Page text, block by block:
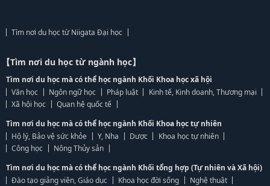
Tìm nơi du học từ Niigata Đại học
【Tìm nơi du học từ ngành học】
Tìm nơi du học mà có thể học ngành Khối Khoa học xã hội
Văn học
Ngôn ngữ học Pháp luật
Kinh tế, Kinh doanh, Thương mại
Xã hội học
Quan hệ quốc tế
Tìm nơi du học mà có thể học ngành Khối Khoa học tự nhiên
Hộ lý, Bảo vệ sức khỏe
Y, Nha Dược
Khoa học tự nhiên
Công học
Nông Thủy sản
Tìm nơi du học mà có thể học ngành Khối tổng hợp (Tự nhiên và Xã hội)
Đào tạo giảng viên, Giáo dục
Khoa học đời sống
Nghệ thuật